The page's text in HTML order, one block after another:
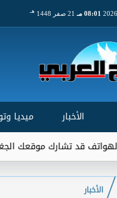
08:01 مـ 21 صفر 1448 هـ
الأخبار ميديا
موقعك الجغرافي مع
الأخبار